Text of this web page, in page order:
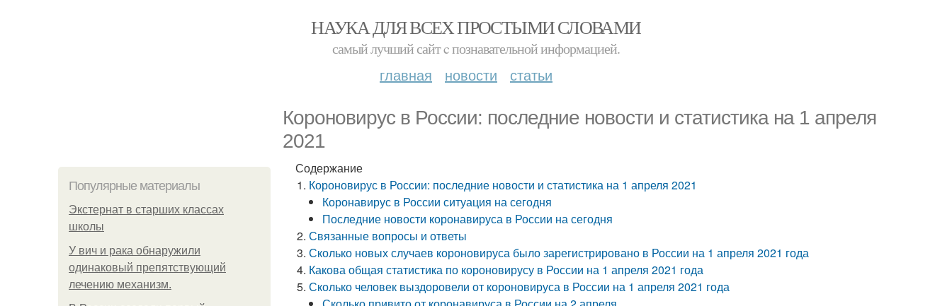
НАУКА ДЛЯ ВСЕХ ПРОСТЫМИ СЛОВАМИ
самый лучший сайт c познавательной информацией.
главная новости статьи
Короновирус в России: последние новости и статистика на 1 апреля
2021
Популярные материалы
Экстернат в старших классах
школы
У вич и рака обнаружили
одинаковый препятствующий
лечению механизм.
Содержание
Короновирус в России: последние новости и статистика на 1 апреля 2021
Коронавирус в России ситуация на сегодня
Последние новости коронавируса в России на сегодня
Связанные вопросы и ответы
Сколько новых случаев короновируса было зарегистрировано в России на 1 апреля 2021 года
Какова общая статистика по короновирусу в России на 1 апреля 2021 года
Сколько человек выздоровели от короновируса в России на 1 апреля 2021 года